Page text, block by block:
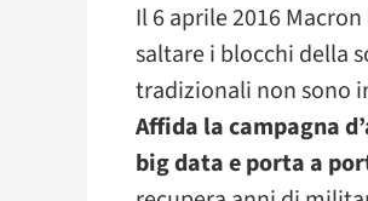
Il 6 aprile 2016
saltare i blocchi della
tradizionali non sono
Affida la campagna
big data e porta a